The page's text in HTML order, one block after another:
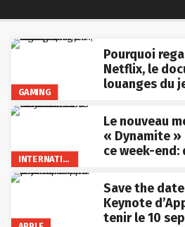
GAMING
Pourquoi
Netflix, le
louanges du
INTERNATIONAL
Le nouveau
« Dynamite »
ce week-
Save the
Keynote
tenir le 10